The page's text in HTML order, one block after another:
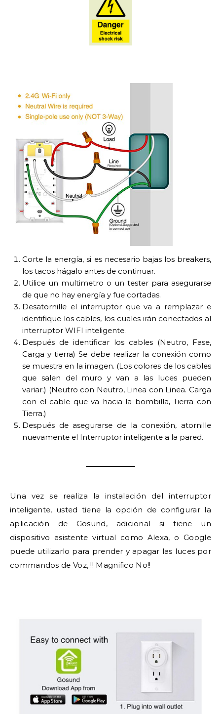
Corte la energía, si es necesario bajas los breakers,
los tacos hágalo antes de continuar.
Utilice un multimetro o un tester para asegurarse
de que no hay energía y fue cortadas.
Desatornille el interruptor que va a remplazar e
identifique los cables, los cuales irán conectados al
interruptor WIFI inteligente.
Después de identificar los cables (Neutro, Fase,
Carga y tierra) Se debe realizar la conexión como
se muestra en la imagen. (Los colores de los cables
que salen del muro y van a las luces pueden
variar.) (Neutro con Neutro, Linea con Linea. Carga
con el cable que va hacia la bombilla, Tierra con
Tierra.)
Después de asegurarse de la conexión, atornille
nuevamente el Interruptor inteligente a la pared.
Una vez se realiza la instalación del interruptor
inteligente, usted tiene la opción de configurar la
aplicación de Gosund, adicional si tiene un
dispositivo asistente virtual como Alexa, o Google
puede utilizarlo para prender y apagar las luces por
commandos de Voz, !! Magnifico No!!